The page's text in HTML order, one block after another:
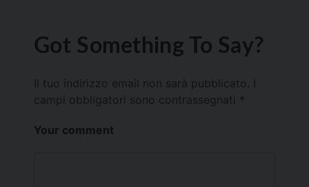
Got Something To Say?
Il tuo indirizzo email non sarà pubblicato.
campi obbligatori sono contrassegnati *
Your comment